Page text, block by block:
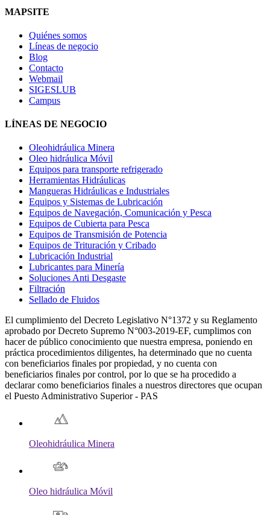
MAPSITE
Quiénes somos
Líneas de negocio
Blog
Contacto
Webmail
SIGESLUB
Campus
LÍNEAS DE NEGOCIO
Oleohidráulica Minera
Oleo hidráulica Móvil
Equipos para transporte refrigerado
Herramientas Hidráulicas
Mangueras Hidráulicas e Industriales
Equipos y Sistemas de Lubricación
Equipos de Navegación, Comunicación y Pesca
Equipos de Cubierta para Pesca
Equipos de Transmisión de Potencia
Equipos de Trituración y Cribado
Lubricación Industrial
Lubricantes para Minería
Soluciones Anti Desgaste
Filtración
Sellado de Fluidos
El cumplimiento del Decreto Legislativo N°1372 y su Reglamento
aprobado por Decreto Supremo N°003-2019-EF, cumplimos con
hacer de público conocimiento que nuestra empresa, poniendo en
práctica procedimientos diligentes, ha determinado que no cuenta
con beneficiarios finales por propiedad, y no cuenta con
beneficiarios finales por control, por lo que se ha procedido a
declarar como beneficiarios finales a nuestros directores que ocupan
el Puesto Administrativo Superior - PAS
Oleohidráulica Minera
Oleo hidráulica Móvil